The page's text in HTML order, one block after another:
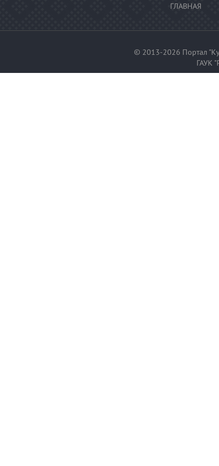
ГЛАВНАЯ
© 2013-2026 Портал
ГАУК